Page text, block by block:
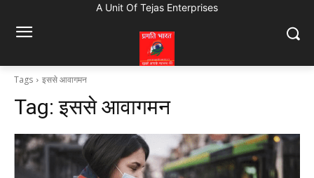
A Unit Of Tejas Enterprises
Tags इससे आवागमन
Tag:इससे आवागमन